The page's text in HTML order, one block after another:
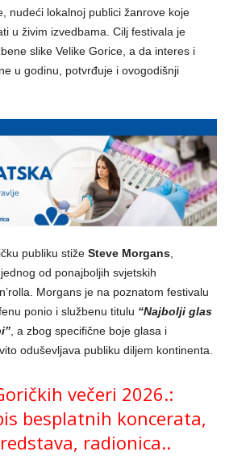
nudeći lokalnoj publici žanrove koje
u živim izvedbama. Cilj festivala je
slike Velike Gorice, a da interes i
u godinu, potvrđuje i ovogodišnji
publiku stiže Steve Morgans,
od ponajboljih svjetskih
Morgans je na poznatom festivalu
ponio i službenu titulu “Najbolji glas
, a zbog specifične boje glasa i
oduševljava publiku diljem kontinenta.
večeri 2026.:
besplatnih koncerata,
radionica..